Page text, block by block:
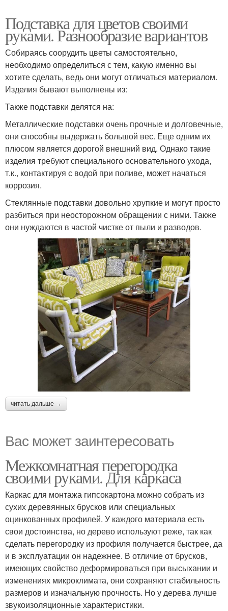
Подставка для цветов своими
руками. Разнообразие вариантов
Собираясь соорудить цветы самостоятельно,
необходимо определиться с тем, какую именно вы
хотите сделать, ведь они могут отличаться материалом.
Изделия бывают выполнены из:
Также подставки делятся на:
Металлические подставки очень прочные и долговечные,
они способны выдержать большой вес. Еще одним их
плюсом является дорогой внешний вид. Однако такие
изделия требуют специального основательного ухода,
т.к., контактируя с водой при поливе, может начаться
коррозия.
Стеклянные подставки довольно хрупкие и могут просто
разбиться при неосторожном обращении с ними. Также
они нуждаются в частой чистке от пыли и разводов.
читать дальше →
Вас может заинтересовать
Межкомнатная перегородка
своими руками. Для каркаса
Каркас для монтажа гипсокартона можно собрать из
сухих деревянных брусков или специальных
оцинкованных профилей. У каждого материала есть
свои достоинства, но дерево используют реже, так как
сделать перегородку из профиля получается быстрее, да
и в эксплуатации он надежнее. В отличие от брусков,
имеющих свойство деформироваться при высыхании и
изменениях микроклимата, они сохраняют стабильность
размеров и изначальную прочность. Но у дерева лучше
звукоизоляционные характеристики.